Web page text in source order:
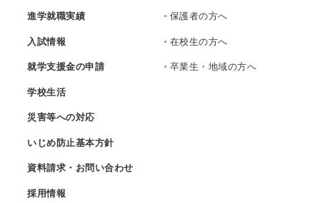
進学就職実績
入試情報
就学支援金の申請
学校生活
災害等への対応
いじめ防止基本方針
資料請求・お問い合わせ
採用情報
保護者の方へ
在校生の方へ
卒業生・地域の方へ